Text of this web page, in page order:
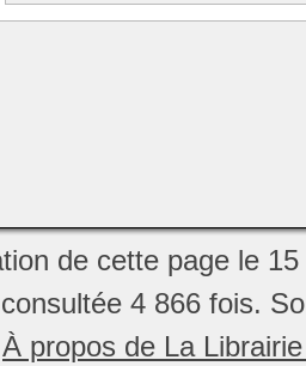
de cette page le
4 866 fois.
À propos de La